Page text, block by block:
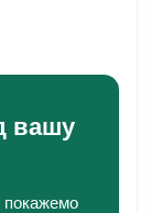
вашу
покажемо